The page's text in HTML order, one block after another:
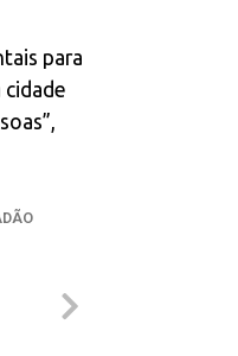
para